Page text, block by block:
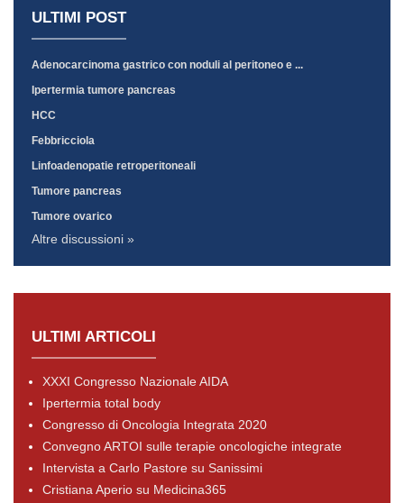
ULTIMI POST
Adenocarcinoma gastrico con noduli al peritoneo e ...
Ipertermia tumore pancreas
HCC
Febbricciola
Linfoadenopatie retroperitoneali
Tumore pancreas
Tumore ovarico
Altre discussioni »
ULTIMI ARTICOLI
XXXI Congresso Nazionale AIDA
Ipertermia total body
Congresso di Oncologia Integrata 2020
Convegno ARTOI sulle terapie oncologiche integrate
Intervista a Carlo Pastore su Sanissimi
Cristiana Aperio su Medicina365